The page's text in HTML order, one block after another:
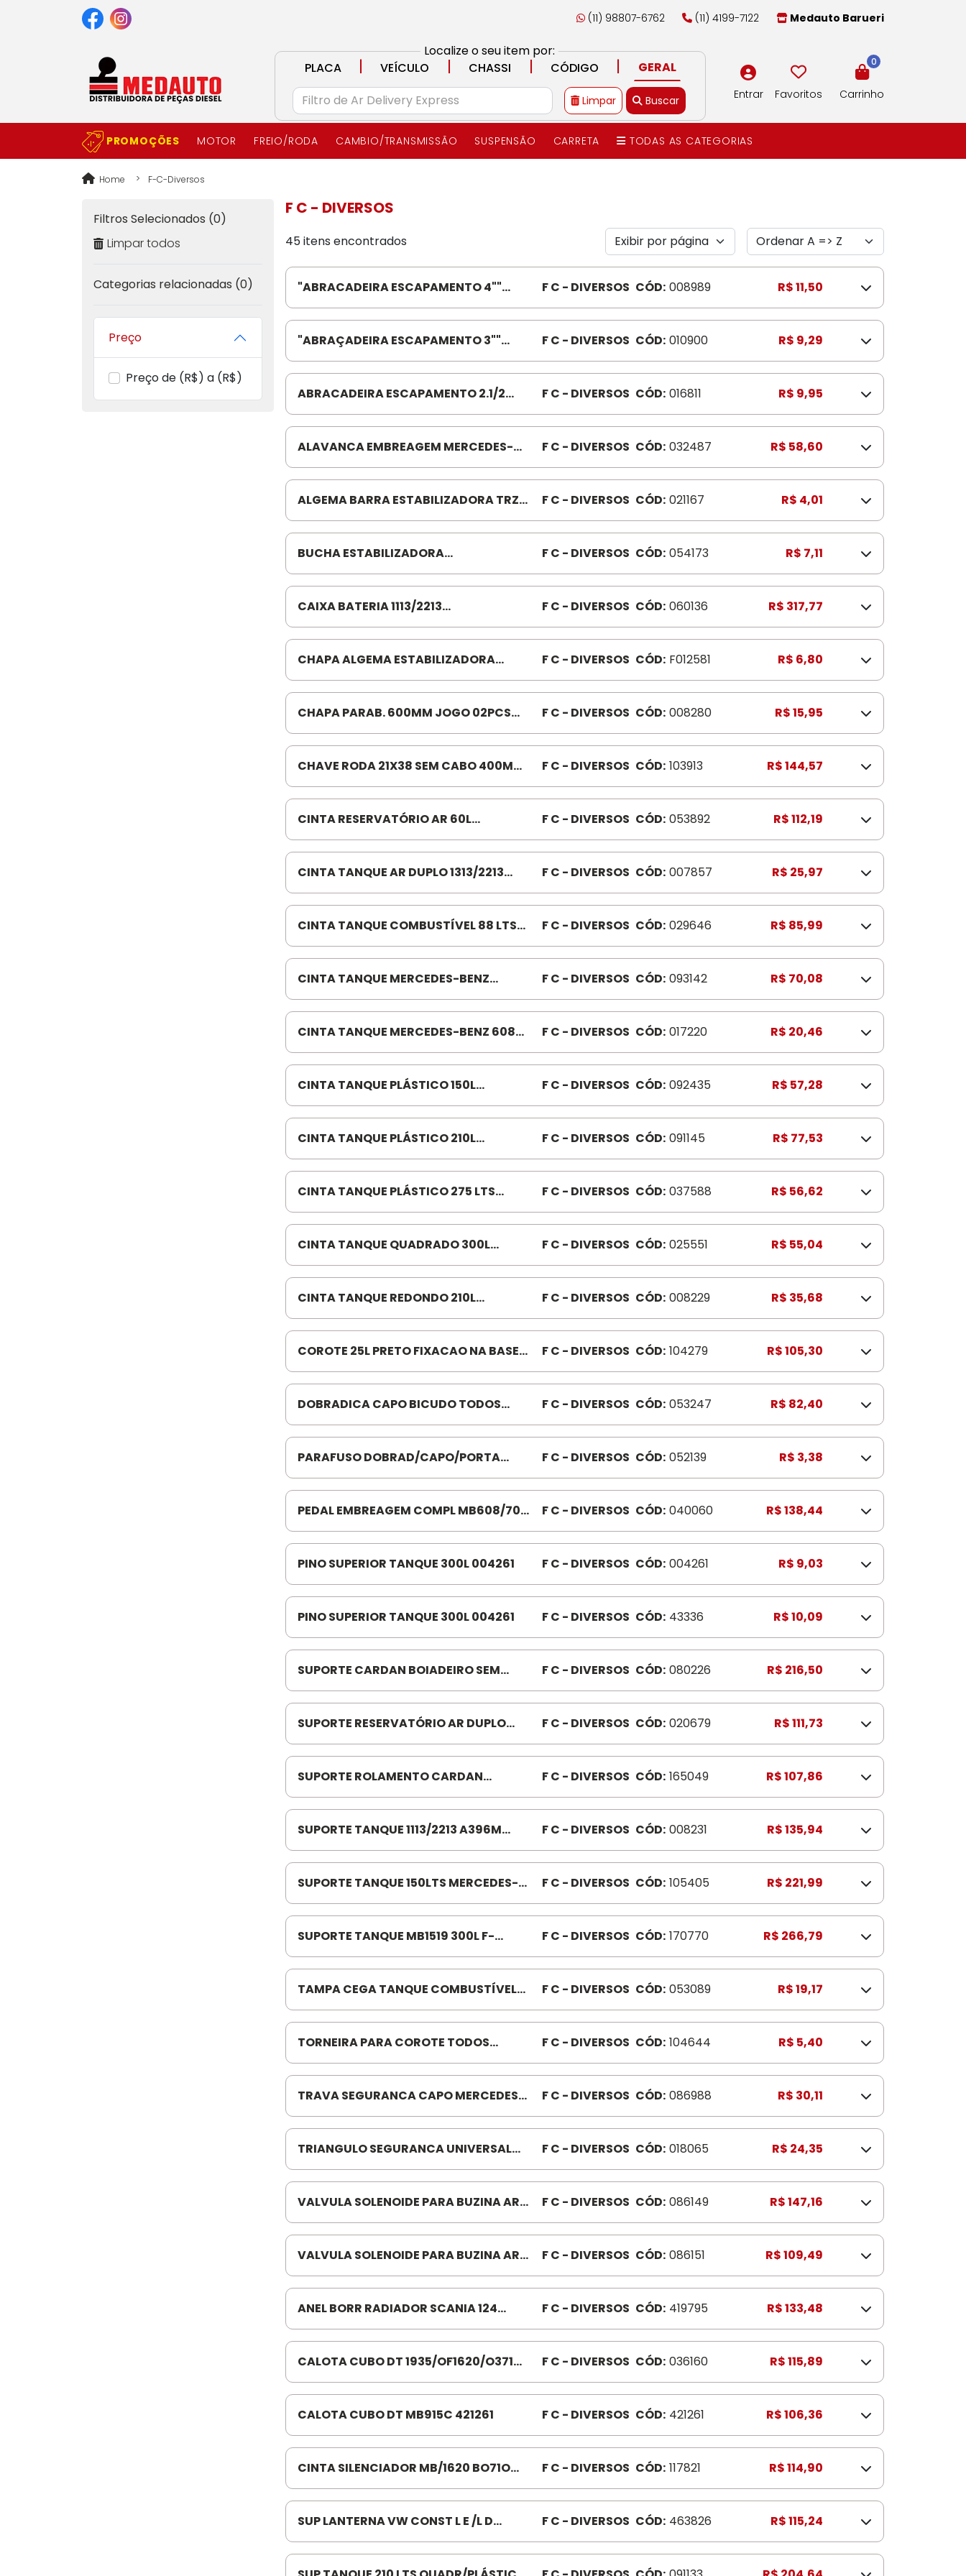
(11) 98807-6762 (11) 4199-7122 Medauto Barueri
Localize o seu item por:
PLACA
| VEÍCULO | CHASSI | CÓDIGO | GERAL
Limpar Buscar Entrar Favoritos
0
Carrinho
PROMOÇÕES MOTOR FREIO/RODA CAMBIO/TRANSMISSÃO SUSPENSÃO CARRETA TODAS AS CATEGORIAS
Home F-C-Diversos
Filtros Selecionados (0)
Limpar todos
Categorias relacionadas (0)
Preço
Preço de (R$) a (R$)
F C - DIVERSOS
45 itens encontrados
"ABRACADEIRA ESCAPAMENTO 4""
GRANDE 008989 "
F C - DIVERSOS CÓD: 008989 R$ 11,50
"ABRAÇADEIRA ESCAPAMENTO 3""
MEDIA SA23 010900 "
F C - DIVERSOS CÓD: 010900 R$ 9,29
ABRACADEIRA ESCAPAMENTO 2.1/2
PEQUENA SA17
F C - DIVERSOS CÓD: 016811 R$ 9,95
ALAVANCA EMBREAGEM MERCEDES-
BENZ 366 (FOICE) 032487
F C - DIVERSOS CÓD: 032487 R$ 58,60
ALGEMA BARRA ESTABILIZADORA TRZ
709/912 F21167
F C - DIVERSOS CÓD: 021167 R$ 4,01
BUCHA ESTABILIZADORA
DIANTEIRO/TRAS JOGO MB608 NYLON
054173
F C - DIVERSOS CÓD: 054173 R$ 7,11
CAIXA BATERIA 1113/2213
(F.ABERTO)060136
F C - DIVERSOS CÓD: 060136 R$ 317,77
CHAPA ALGEMA ESTABILIZADORA
DIANTEIRO MERCEDES-BENZ 608 F012
581
F C - DIVERSOS CÓD: F012581 R$ 6,80
CHAPA PARAB. 600MM JOGO 02PCS
008280 4F 600MM
F C - DIVERSOS CÓD: 008280 R$ 15,95
CHAVE RODA 21X38 SEM CABO 400MM
103913
F C - DIVERSOS CÓD: 103913 R$ 144,57
CINTA RESERVATÓRIO AR 60L
MERCEDES-BENZ 1418/1618 F53892
F C - DIVERSOS CÓD: 053892 R$ 112,19
CINTA TANQUE AR DUPLO 1313/2213
07857
F C - DIVERSOS CÓD: 007857 R$ 25,97
CINTA TANQUE COMBUSTÍVEL 88 LTS
F1000 029646
F C - DIVERSOS CÓD: 029646 R$ 85,99
CINTA TANQUE MERCEDES-BENZ
1935/1941 A1174 093142
F C - DIVERSOS CÓD: 093142 R$ 70,08
CINTA TANQUE MERCEDES-BENZ 608
F-017220
F C - DIVERSOS CÓD: 017220 R$ 20,46
CINTA TANQUE PLÁSTICO 150L
MERCEDES-BENZ/VOLKSWAGEN/FORD
092 435
F C - DIVERSOS CÓD: 092435 R$ 57,28
CINTA TANQUE PLÁSTICO 210L
QUADRADO 091145 PARA 210 LTS BEPO
F C - DIVERSOS CÓD: 091145 R$ 77,53
CINTA TANQUE PLÁSTICO 275 LTS
037588
F C - DIVERSOS CÓD: 037588 R$ 56,62
CINTA TANQUE QUADRADO 300L
F025551
F C - DIVERSOS CÓD: 025551 R$ 55,04
CINTA TANQUE REDONDO 210L
F008229
F C - DIVERSOS CÓD: 008229 R$ 35,68
COROTE 25L PRETO FIXACAO NA BASE
104279
F C - DIVERSOS CÓD: 104279 R$ 105,30
DOBRADICA CAPO BICUDO TODOS
053247
F C - DIVERSOS CÓD: 053247 R$ 82,40
PARAFUSO DOBRAD/CAPO/PORTA
8X18-PHS 052139
F C - DIVERSOS CÓD: 052139 R$ 3,38
PEDAL EMBREAGEM COMPL MB608/708
FA25 040060
F C - DIVERSOS CÓD: 040060 R$ 138,44
PINO SUPERIOR TANQUE 300L 004261 F C - DIVERSOS CÓD: 004261 R$ 9,03
PINO SUPERIOR TANQUE 300L 004261 F C - DIVERSOS CÓD: 43336 R$ 10,09
SUPORTE CARDAN BOIADEIRO SEM
ROLAMENTO 080226
F C - DIVERSOS CÓD: 080226 R$ 216,50
SUPORTE RESERVATÓRIO AR DUPLO
MB1313 7 020679
F C - DIVERSOS CÓD: 020679 R$ 111,73
SUPORTE ROLAMENTO CARDAN
1618/1620/CARGO/VOLKSWAGEN
165049
F C - DIVERSOS CÓD: 165049 R$ 107,86
SUPORTE TANQUE 1113/2213 A396M
F008231
F C - DIVERSOS CÓD: 008231 R$ 135,94
SUPORTE TANQUE 150LTS MERCEDES-
BENZ/VOLKSWAGEN/FORD 105405 K
IT=004261/092435/105405
F C - DIVERSOS CÓD: 105405 R$ 221,99
SUPORTE TANQUE MB1519 300L F-
170770 VEJA CORRELATO PARA CONJ
UNTO
F C - DIVERSOS CÓD: 170770 R$ 266,79
TAMPA CEGA TANQUE COMBUSTÍVEL
SCANIA 112/113 273120
F C - DIVERSOS CÓD: 053089 R$ 19,17
TORNEIRA PARA COROTE TODOS
104644
F C - DIVERSOS CÓD: 104644 R$ 5,40
TRAVA SEGURANCA CAPO MERCEDES-
BENZ ATE 89 086988
F C - DIVERSOS CÓD: 086988 R$ 30,11
TRIANGULO SEGURANCA UNIVERSAL
018065
F C - DIVERSOS CÓD: 018065 R$ 24,35
VALVULA SOLENOIDE PARA BUZINA AR
12VTS F086149
F C - DIVERSOS CÓD: 086149 R$ 147,16
VALVULA SOLENOIDE PARA BUZINA AR
24VTS 086151
F C - DIVERSOS CÓD: 086151 R$ 109,49
ANEL BORR RADIADOR SCANIA 124
1440407
F C - DIVERSOS CÓD: 419795 R$ 133,48
CALOTA CUBO DT 1935/OF1620/O371
036160
F C - DIVERSOS CÓD: 036160 R$ 115,89
CALOTA CUBO DT MB915C 421261 F C - DIVERSOS CÓD: 421261 R$ 106,36
CINTA SILENCIADOR MB/1620 BO71O
117821
F C - DIVERSOS CÓD: 117821 R$ 114,90
SUP LANTERNA VW CONST L E /L D
463826
F C - DIVERSOS CÓD: 463826 R$ 115,24